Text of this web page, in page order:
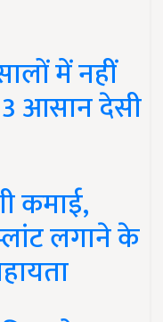
में नहीं
आसान देसी
कमाई,
लगाने के